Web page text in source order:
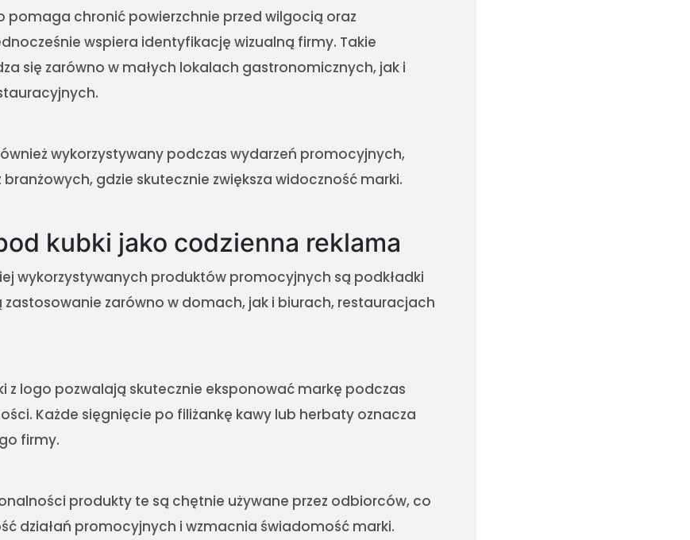
pomaga chronić powierzchnie przed wilgocią oraz
wspiera identyfikację wizualną firmy. Takie
się zarówno w małych lokalach gastronomicznych, jak i
wykorzystywany podczas wydarzeń promocyjnych,
gdzie skutecznie zwiększa widoczność marki.
kubki jako codzienna reklama
wykorzystywanych produktów promocyjnych są podkładki
zastosowanie zarówno w domach, jak i biurach, restauracjach
z logo pozwalają skutecznie eksponować markę podczas
Każde sięgnięcie po filiżankę kawy lub herbaty oznacza
firmy.
produkty te są chętnie używane przez odbiorców, co
działań promocyjnych i wzmacnia świadomość marki.